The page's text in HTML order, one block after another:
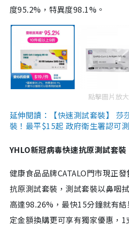
度95.2%，特異度98.1%。
點擊圖片放大
延伸閱讀：【快速測試套裝】 莎
裝！最平$15起 政府衛生署認可
YHLO新冠病毒快速抗原測試套裝
健康食品品牌CATALO門市現正
抗原測試套裝，測試套裝以鼻咽
高達98.26%，最快15分鐘就有
定金額換購更可享有獨家優惠，